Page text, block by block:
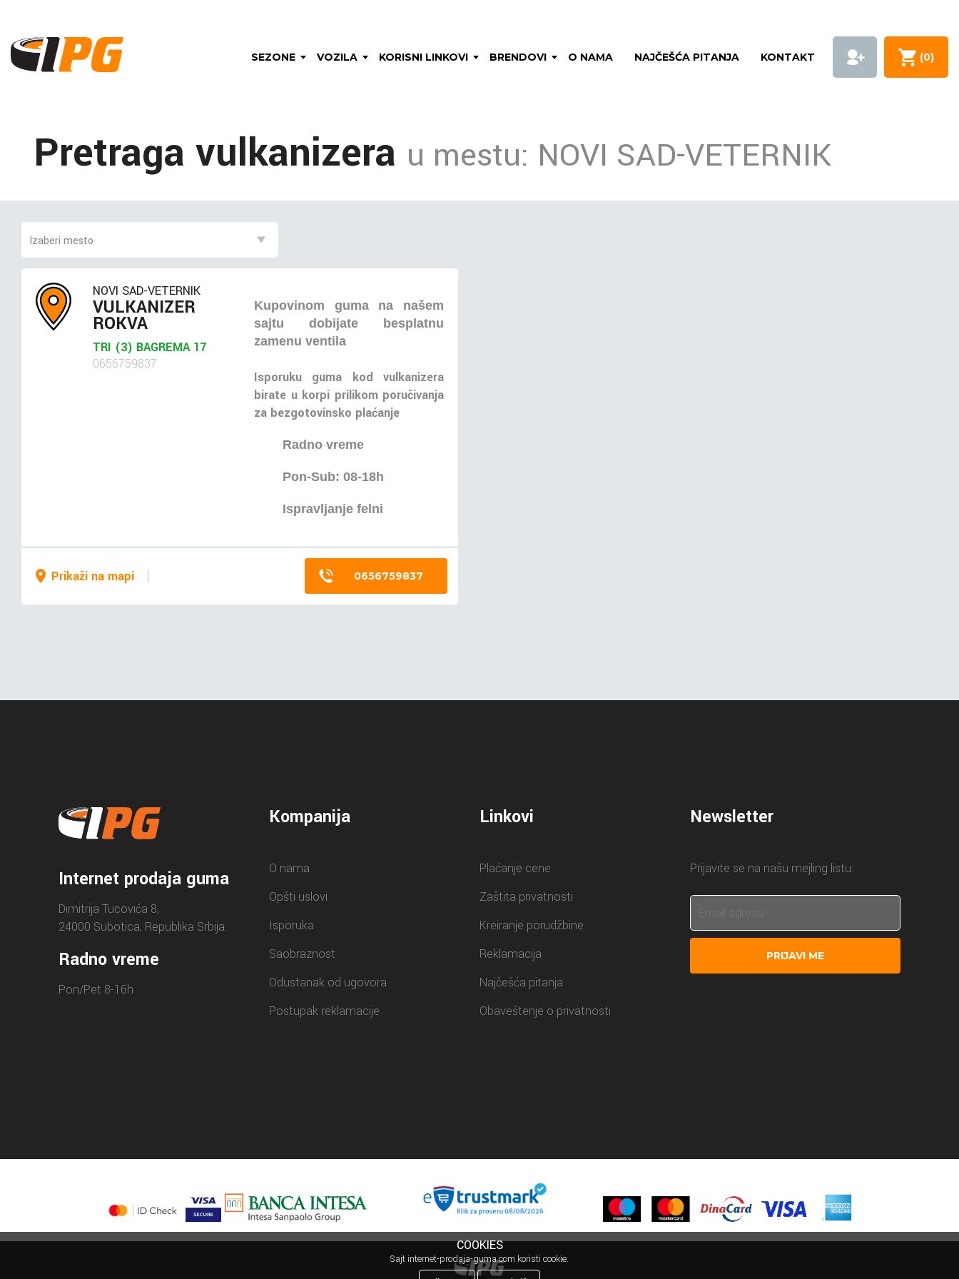
SEZONE VOZILA KORISNI LINKOVI BRENDOVI O NAMA NAJČEŠĆA PITANJA KONTAKT (0)
Pretraga vulkanizera u mestu: NOVI SAD-VETERNIK
NOVI SAD-VETERNIK
VULKANIZER
ROKVA
TRI (3) BAGREMA 17
0656759837
Kupovinom guma na našem
sajtu dobijate besplatnu
zamenu ventila
Isporuku guma kod vulkanizera
birate u korpi prilikom poručivanja
za bezgotovinsko plaćanje
Radno vreme
Pon-Sub: 08-18h
Ispravljanje felni
Prikaži na mapi 0656759837
Internet prodaja guma
Dimitrija Tucovića 8,
24000 Subotica, Republika Srbija.
Radno vreme
Pon/Pet 8-16h
Kompanija
O nama
Opšti uslovi
Isporuka
Saobraznost
Odustanak od ugovora
Postupak reklamacije
Linkovi
Plaćanje cene
Zaštita privatnosti
Kreiranje porudžbine
Reklamacija
Najčešća pitanja
Obaveštenje o privatnosti
Newsletter
Prijavite se na našu mejling listu.
PRIJAVI ME
COOKIES
Sajt internet-prodaja-guma.com koristi cookie.